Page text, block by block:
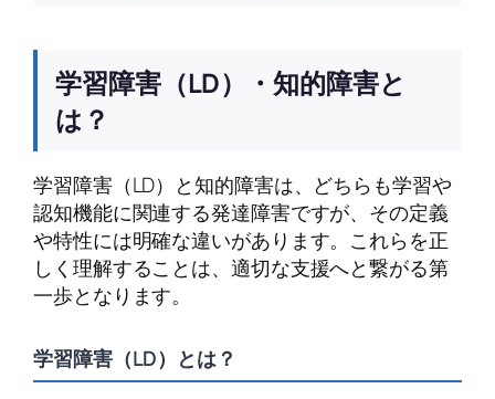
学習障害（LD）・知的障害と
は？
学習障害（LD）と知的障害は、どちらも学習や
認知機能に関連する発達障害ですが、その定義
や特性には明確な違いがあります。これらを正
しく理解することは、適切な支援へと繋がる第
一歩となります。
学習障害（LD）とは？